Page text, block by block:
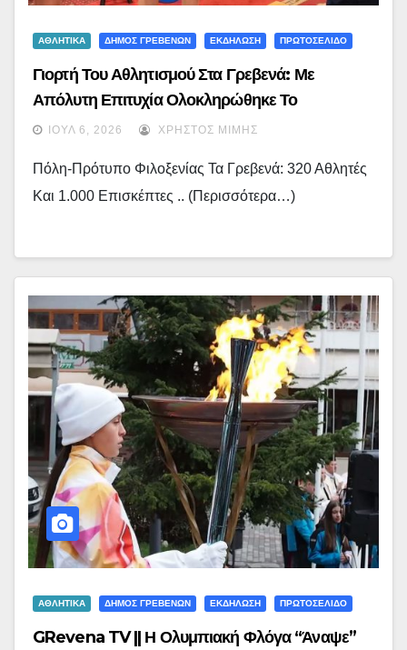
ΑΘΛΗΤΙΚΑ ΔΗΜΟΣ ΓΡΕΒΕΝΩΝ ΕΚΔΗΛΩΣΗ ΠΡΩΤΟΣΕΛΙΔΟ
Γιορτή Του Αθλητισμού Στα Γρεβενά: Με
Απόλυτη Επιτυχία Ολοκληρώθηκε Το
Πανελλήνιο Πρωτάθλημα Πυγμαχίας – (εικόνες)
ΙΟΎΛ 6, 2026 ΧΡΉΣΤΟΣ ΜΊΜΗΣ
Πόλη-Πρότυπο Φιλοξενίας Τα Γρεβενά: 320 Αθλητές
Και 1.000 Επισκέπτες .. (περισσότερα…)
ΑΘΛΗΤΙΚΑ ΔΗΜΟΣ ΓΡΕΒΕΝΩΝ ΕΚΔΗΛΩΣΗ ΠΡΩΤΟΣΕΛΙΔΟ
GRevena TV || Η Ολυμπιακή Φλόγα “άναψε”